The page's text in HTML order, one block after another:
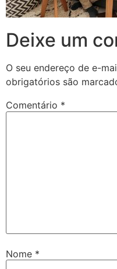
Deixe um
O seu endereço de e-
obrigatórios são
Comentário *
Nome *